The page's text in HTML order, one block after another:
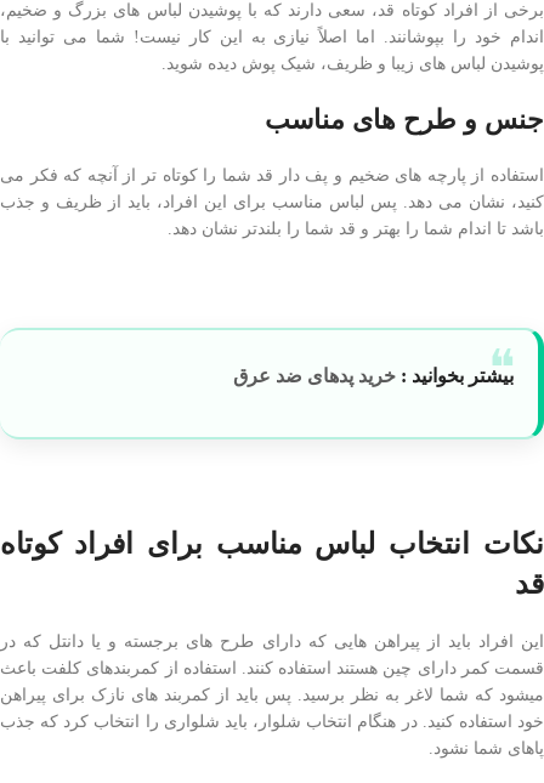
برخی از افراد کوتاه قد، سعی دارند که با پوشیدن لباس های بزرگ و ضخیم،
اندام خود را بپوشانند. اما اصلاً نیازی به این کار نیست! شما می توانید با
پوشیدن لباس های زیبا و ظریف، شیک پوش دیده شوید.
جنس و طرح های مناسب
استفاده از پارچه های ضخیم و پف دار قد شما را کوتاه تر از آنچه که فکر می
کنید، نشان می دهد. پس لباس مناسب برای این افراد، باید از ظریف و جذب
باشد تا اندام شما را بهتر و قد شما را بلندتر نشان دهد.
بیشتر بخوانید : خرید پدهای ضد عرق
نکات انتخاب لباس مناسب برای افراد کوتاه
قد
این افراد باید از پیراهن هایی که دارای طرح های برجسته و یا دانتل که در
قسمت کمر دارای چین هستند استفاده کنند. استفاده از کمربندهای کلفت باعث
میشود که شما لاغر به نظر برسید. پس باید از کمربند های نازک برای پیراهن
خود استفاده کنید. در هنگام انتخاب شلوار، باید شلواری را انتخاب کرد که جذب
پاهای شما نشود.